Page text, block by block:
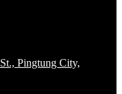
Pingtung City,